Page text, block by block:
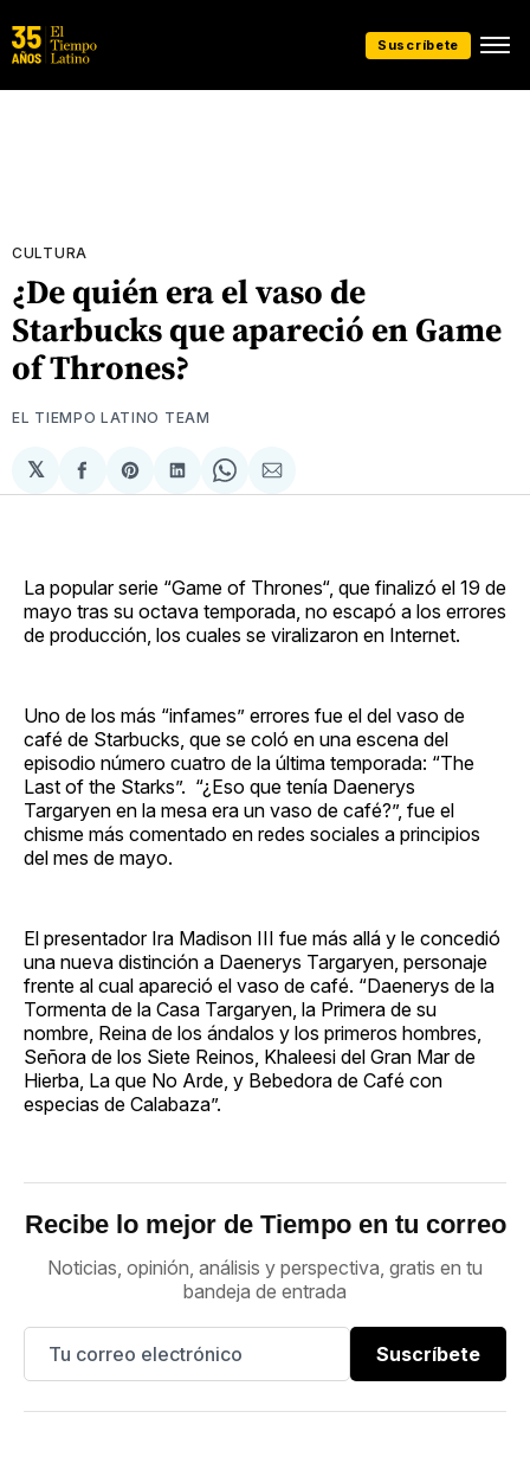
Suscríbete
CULTURA
¿De quién era el vaso de
Starbucks que apareció en Game
of Thrones?
EL TIEMPO LATINO TEAM
𝕏
Compartir
en
Share
on
Compartir
en
Share
on
Compartir
via
La popular serie “Game of Thrones“, que finalizó el 19 de
mayo tras su octava temporada, no escapó a los errores
de producción, los cuales se viralizaron en Internet.
Uno de los más “infames” errores fue el del vaso de
café de Starbucks, que se coló en una escena del
episodio número cuatro de la última temporada: “The
Last of the Starks”. “¿Eso que tenía Daenerys
Targaryen en la mesa era un vaso de café?”, fue el
chisme más comentado en redes sociales a principios
del mes de mayo.
El presentador Ira Madison III fue más allá y le concedió
una nueva distinción a Daenerys Targaryen, personaje
frente al cual apareció el vaso de café. “Daenerys de la
Tormenta de la Casa Targaryen, la Primera de su
nombre, Reina de los ándalos y los primeros hombres,
Señora de los Siete Reinos, Khaleesi del Gran Mar de
Hierba, La que No Arde, y Bebedora de Café con
especias de Calabaza”.
Recibe lo mejor de Tiempo en tu correo
Noticias, opinión, análisis y perspectiva, gratis en tu
bandeja de entrada
Suscríbete